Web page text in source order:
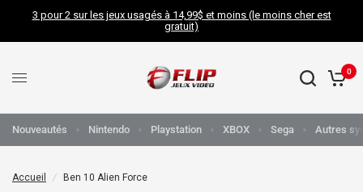
3 pour 2 sur les jeux usagés à 14,99$ et moins (le moins cher est
gratuit)
0
Nouveautés Nintendo Playstation XBOX Sega Autres
Accueil / Ben 10 Alien Force